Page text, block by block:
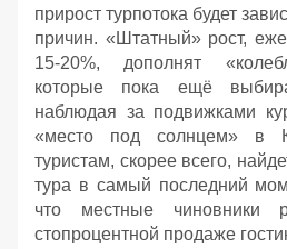
прирост турпотока будет
причин. «Штатный» рост,
15-20%, дополнят
которые пока ещё
наблюдая за подвижками
«место под солнцем» в
туристам, скорее всего,
тура в самый последний
что местные чиновники
стопроцентной продаже